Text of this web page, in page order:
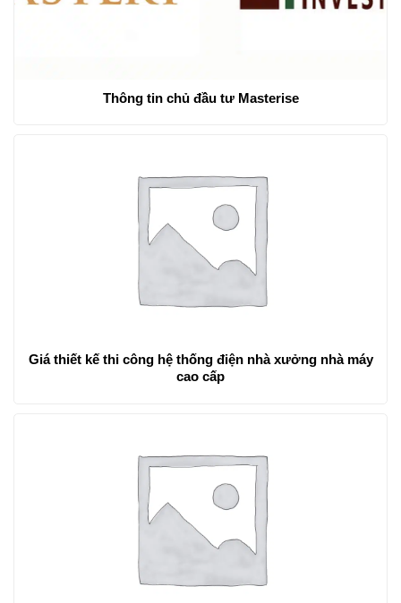
Thông tin chủ đầu tư Masterise
Giá thiết kế thi công hệ thống điện nhà xưởng nhà máy
cao cấp